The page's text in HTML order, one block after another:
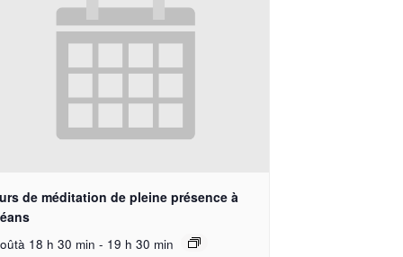
de méditation de pleine présence à
18 h 30 min - 19 h 30 min